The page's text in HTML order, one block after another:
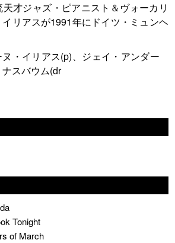
才ジャズ・ピアニスト＆ヴォーカリ
リアスが1991年にドイツ・ミュンヘ
ヌ・イリアス(p)、ジェイ・アンダー
スバウム(dr
Tonight
of March